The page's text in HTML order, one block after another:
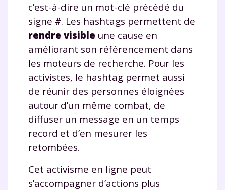
c’est-à-dire un mot-clé précédé du
signe #. Les hashtags permettent de
rendre visible une cause en
améliorant son référencement dans
les moteurs de recherche. Pour les
activistes, le hashtag permet aussi
de réunir des personnes éloignées
autour d’un même combat, de
diffuser un message en un temps
record et d’en mesurer les
retombées.
Cet activisme en ligne peut
s’accompagner d’actions plus